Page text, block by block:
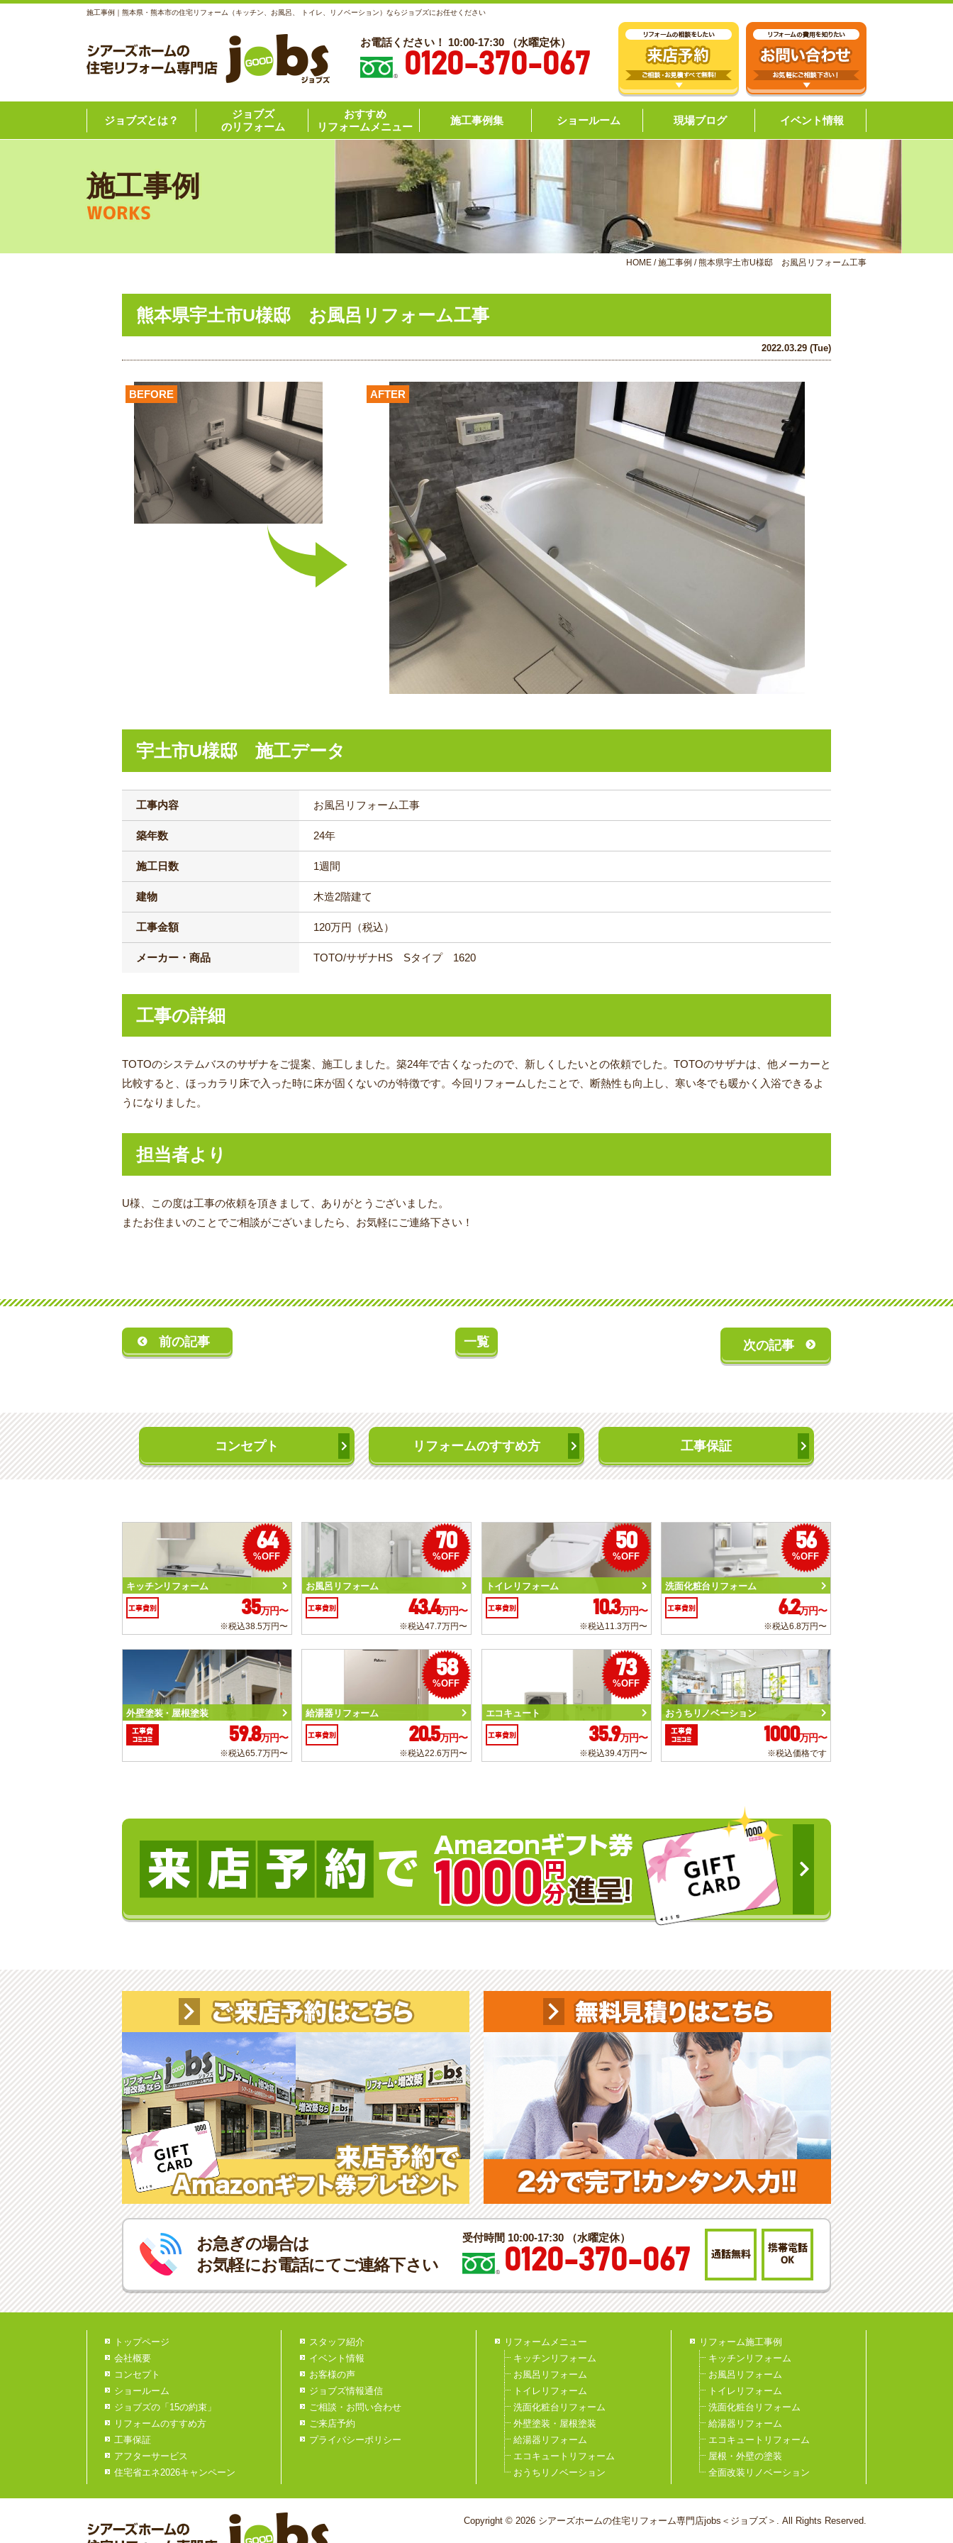
施工事例｜熊本県・熊本市の住宅リフォーム（キッチン、お風呂、 トイレ、リノベーション）ならジョブズにお任せください
お電話ください！ 10:00-17:30 （水曜定休）
0120-370-067
ジョブズとは？
ジョブズ
のリフォーム
おすすめ
リフォームメニュー
施工事例集 ショールーム 現場ブログ イベント情報
施工事例
WORKS
HOME /施工事例 /熊本県宇土市U様邸 お風呂リフォーム工事
熊本県宇土市U様邸 お風呂リフォーム工事
2022.03.29 (Tue)
AFTER
BEFORE
宇土市U様邸 施工データ
工事内容 お風呂リフォーム工事
築年数 24年
施工日数 1週間
建物 木造2階建て
工事金額 120万円（税込）
メーカー・商品 TOTO/サザナHS Sタイプ 1620
工事の詳細
TOTOのシステムバスのサザナをご提案、施工しました。築24年で古くなったので、新しくしたいとの依頼でした。TOTOのサザナは、他メーカーと
比較すると、ほっカラリ床で入った時に床が固くないのが特徴です。今回リフォームしたことで、断熱性も向上し、寒い冬でも暖かく入浴できるよ
うになりました。
担当者より
U様、この度は工事の依頼を頂きまして、ありがとうございました。
またお住まいのことでご相談がございましたら、お気軽にご連絡下さい！
前の記事 一覧 次の記事
コンセプト リフォームのすすめ方 工事保証
64
%OFF
キッチンリフォーム
工事費別 35万円〜
※税込38.5万円〜
70
%OFF
お風呂リフォーム
工事費別 43.4万円〜
※税込47.7万円〜
50
%OFF
トイレリフォーム
工事費別 10.3万円〜
※税込11.3万円〜
56
%OFF
洗面化粧台リフォーム
工事費別 6.2万円〜
※税込6.8万円〜
外壁塗装・屋根塗装
工事費
コミコミ
59.8万円〜
※税込65.7万円〜
58
%OFF
給湯器リフォーム
工事費別 20.5万円〜
※税込22.6万円〜
73
%OFF
エコキュート
工事費別 35.9万円〜
※税込39.4万円〜
おうちリノベーション
工事費
コミコミ
1000万円〜
※税込価格です
お急ぎの場合は
お気軽にお電話にてご連絡下さい
受付時間 10:00-17:30 （水曜定休）
0120-370-067 通話無料
携帯電話
OK
トップページ
会社概要
コンセプト
ショールーム
ジョブズの「15の約束」
リフォームのすすめ方
工事保証
アフターサービス
住宅省エネ2026キャンペーン
スタッフ紹介
イベント情報
お客様の声
ジョブズ情報通信
ご相談・お問い合わせ
ご来店予約
プライバシーポリシー
リフォームメニュー
キッチンリフォーム
お風呂リフォーム
トイレリフォーム
洗面化粧台リフォーム
外壁塗装・屋根塗装
給湯器リフォーム
エコキュートリフォーム
おうちリノベーション
リフォーム施工事例
キッチンリフォーム
お風呂リフォーム
トイレリフォーム
洗面化粧台リフォーム
給湯器リフォーム
エコキュートリフォーム
屋根・外壁の塗装
全面改装リノベーション
Copyright © 2026 シアーズホームの住宅リフォーム専門店jobs＜ジョブズ＞. All Rights Reserved.